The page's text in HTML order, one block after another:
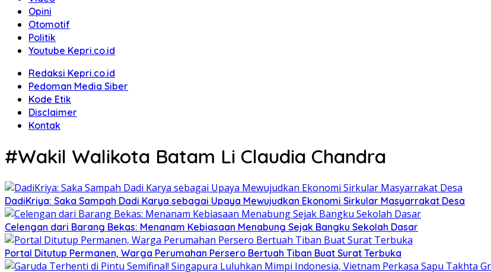
Opini
Otomotif
Politik
Youtube Kepri.co.id
Redaksi Kepri.co.id
Pedoman Media Siber
Kode Etik
Disclaimer
Kontak
#Wakil Walikota Batam Li Claudia Chandra
DadiKriya: Saka Sampah Dadi Karya sebagai Upaya Mewujudkan Ekonomi Sirkular Masyarrakat Desa
Celengan dari Barang Bekas: Menanam Kebiasaan Menabung Sejak Bangku Sekolah Dasar
Portal Ditutup Permanen, Warga Perumahan Persero Bertuah Tiban Buat Surat Terbuka